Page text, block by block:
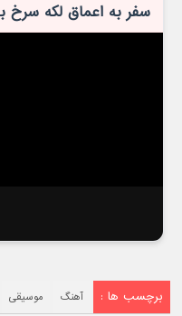
سفر به اعماق لکه سرخ
برچسب ها : آهنگ موسیقی